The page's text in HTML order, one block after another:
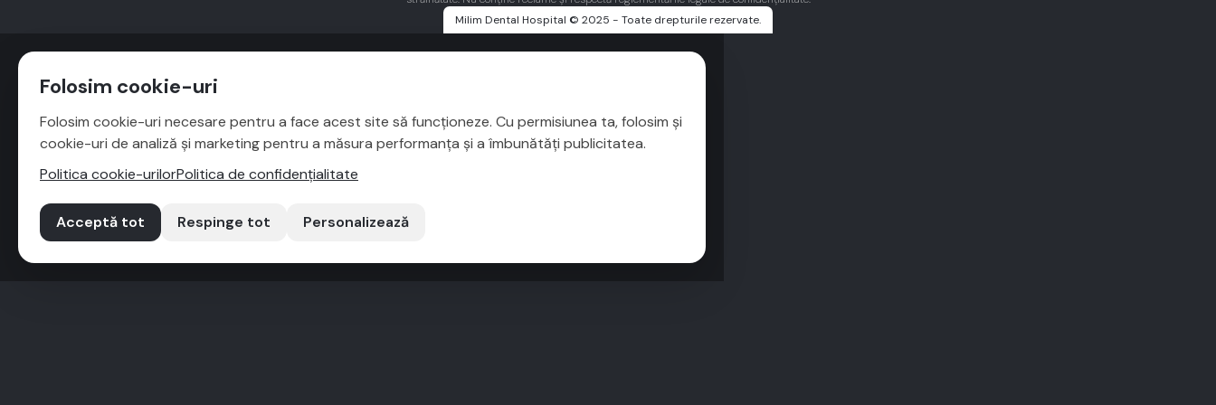
Milim Dental Hospital © 2025 - Toate drepturile rezervate.
Folosim cookie-uri
Folosim cookie-uri necesare pentru a face acest site să funcționeze. Cu permisiunea ta, folosim și
cookie-uri de analiză și marketing pentru a măsura performanța și a îmbunătăți publicitatea.
Politica cookie-urilorPolitica de confidențialitate
Acceptă tot Respinge tot Personalizează